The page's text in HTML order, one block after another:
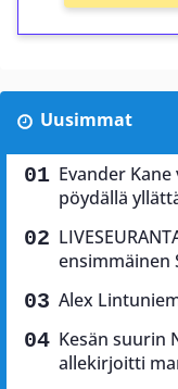
Uusimmat
Evander
pöydällä
ensimmäinen
Alex
Kesän suurin
allekirjoitti